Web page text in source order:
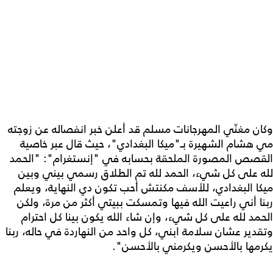
وكان مغنّي المهرجانات مسلم قد أعلن خبر انفصاله عن زوجته
مي هشام الشهيرة بـ"ميكا البغدادي"، حيث قال عبر خاصية
القصص المصورة الملحقة بحسابه في "إنستغرام": "الحمد
لله على كل شيء، الحمد لله تم الطلاق رسمي بيني وبين
ميكا البغدادي، للأسف مكنتش أحب تكون دي النهاية، ويعلم
ربنا أني راعيت الله فيها وتمسكت ببيتي أكثر من مرة، ولكن
الحمد لله على كل شيء، وإن شاء الله يكون بينا كل احترام
وتقدير عشان سلامة ابني، كل واحد من النهاردة في حاله، ربنا
يكرمها بالأحسن ويكرمني بالأحسن".